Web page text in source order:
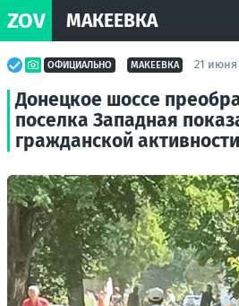
ZOV МАКЕЕВКА
ОФИЦИАЛЬНО МАКЕЕВКА 21 июня
Донецкое шоссе
поселка Западная
гражданской